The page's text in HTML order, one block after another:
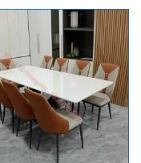
590,000₫.